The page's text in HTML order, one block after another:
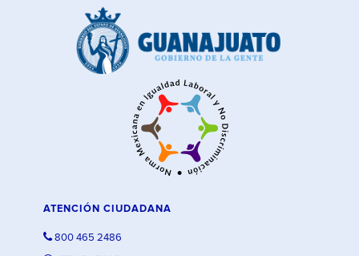
ATENCIÓN CIUDADANA
800 465 2486